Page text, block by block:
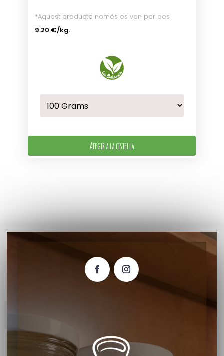
*Aquest producte només es ven per pes
9.20 €/kg.
Afegir a la cistella